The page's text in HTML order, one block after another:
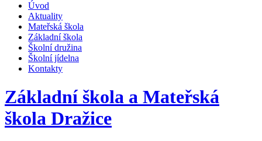
Úvod
Aktuality
Mateřská škola
Základní škola
Školní družina
Školní jídelna
Kontakty
Základní škola a Mateřská
škola Dražice